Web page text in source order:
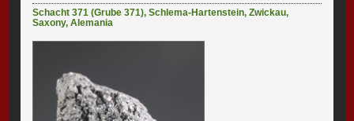
Schacht 371 (Grube 371),Schlema-Hartenstein,Zwickau,
Saxony,Alemania